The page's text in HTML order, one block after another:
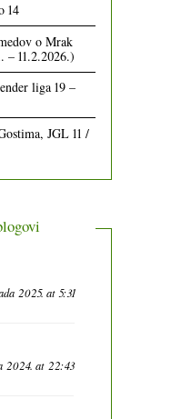
14
o Mrak
– 11.2.2026.)
liga 19 –
JGL 11 /
2025. at 5:31
2024. at 22:43